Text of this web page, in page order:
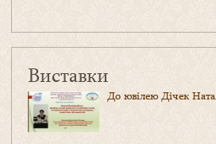
Виставки
До ювілею Дічек